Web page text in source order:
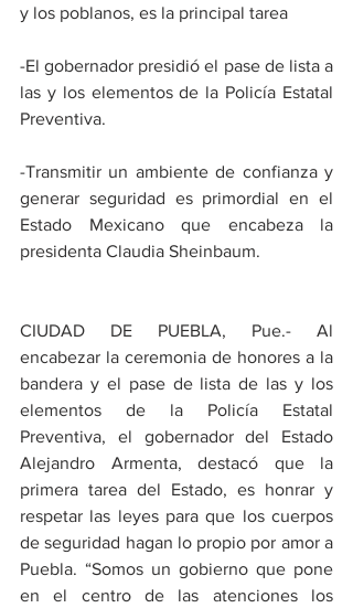
y los poblanos, es la principal tarea
-El gobernador presidió el pase de lista a
las y los elementos de la Policía Estatal
Preventiva.
-Transmitir un ambiente de confianza y
generar seguridad es primordial en el
Estado Mexicano que encabeza la
presidenta Claudia Sheinbaum.
CIUDAD DE PUEBLA, Pue.- Al
encabezar la ceremonia de honores a la
bandera y el pase de lista de las y los
elementos de la Policía Estatal
Preventiva, el gobernador del Estado
Alejandro Armenta, destacó que la
primera tarea del Estado, es honrar y
respetar las leyes para que los cuerpos
de seguridad hagan lo propio por amor a
Puebla. “Somos un gobierno que pone
en el centro de las atenciones los